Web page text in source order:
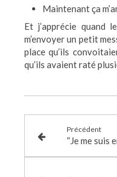
Maintenant ça
Et j’apprécie quand
m’envoyer un petit
place qu’ils
qu’ils avaient raté
Précédent